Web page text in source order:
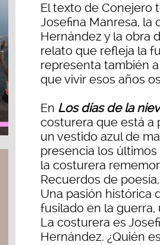
El texto de Conejero
Josefina Manresa, la
Hernández y la obra
relato que refleja la
representa también
que vivir esos años
En Los días de la
costurera que está a
un vestido azul de
presencia los
la costurera
Recuerdos de
Una pasión histórica
fusilado en la
La costurera es
Hernández. ¿Quién